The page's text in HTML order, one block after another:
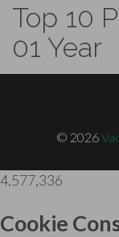
Top 10
01 Year
Menu
© 2026
4,577,336